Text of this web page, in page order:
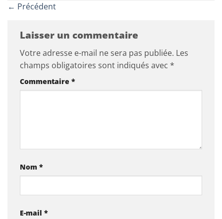
← Précédent
Laisser un commentaire
Votre adresse e-mail ne sera pas publiée. Les
champs obligatoires sont indiqués avec *
Commentaire *
Nom *
E-mail *